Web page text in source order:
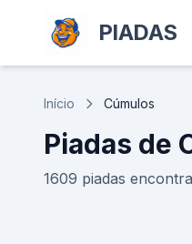
PIADAS
Início Cúmulos
Piadas de
1609 piadas